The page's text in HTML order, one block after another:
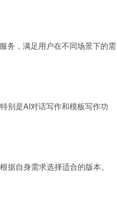
务，满足用户在不同场景下的需
别是AI对话写作和模板写作功
自身需求选择适合的版本。